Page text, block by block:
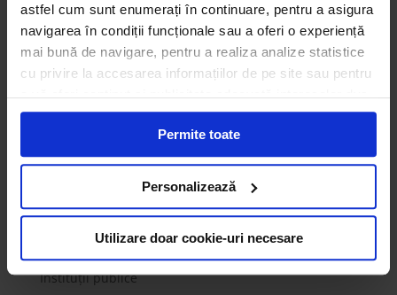
astfel cum sunt enumerați în continuare, pentru a asigura
navigarea în condiții funcționale sau a oferi o experiență
mai bună de navigare, pentru a realiza analize statistice
cu privire la accesarea informațiilor de pe site sau pentru
a vă oferi conținut și publicitate adecvată intereselor dvs.
Unii din acești identificatori online sunt plasați de către
ECOTIC (cookie-uri primare), alții sunt cookie-uri dintr-un
domeniu diferit de domeniul site-ului web pe care îl
vizitați (cookie-uri terțe). Găsiți în ferestrele Detalii și
posibilitatea de a vă exprima consimțământul cu privire la
Permite toate
Personalizează
Utilizare doar cookie-uri necesare
Categorii
2014
2016
2018
Instituții publice